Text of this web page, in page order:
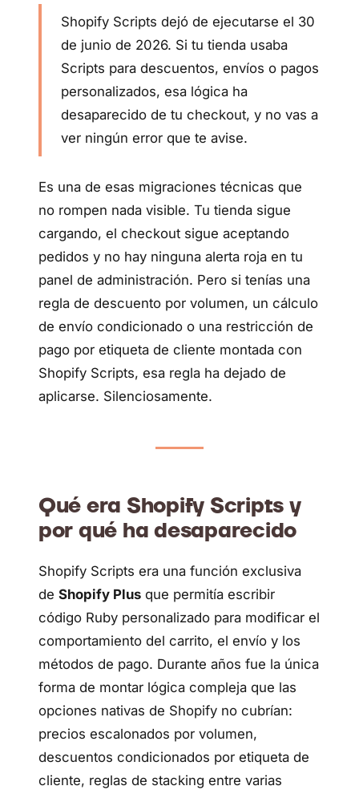
Shopify Scripts dejó de ejecutarse el 30
de junio de 2026. Si tu tienda usaba
Scripts para descuentos, envíos o pagos
personalizados, esa lógica ha
desaparecido de tu checkout, y no vas a
ver ningún error que te avise.
Es una de esas migraciones técnicas que
no rompen nada visible. Tu tienda sigue
cargando, el checkout sigue aceptando
pedidos y no hay ninguna alerta roja en tu
panel de administración. Pero si tenías una
regla de descuento por volumen, un cálculo
de envío condicionado o una restricción de
pago por etiqueta de cliente montada con
Shopify Scripts, esa regla ha dejado de
aplicarse. Silenciosamente.
Qué era Shopify Scripts y
por qué ha desaparecido
Shopify Scripts era una función exclusiva
de Shopify Plus que permitía escribir
código Ruby personalizado para modificar el
comportamiento del carrito, el envío y los
métodos de pago. Durante años fue la única
forma de montar lógica compleja que las
opciones nativas de Shopify no cubrían:
precios escalonados por volumen,
descuentos condicionados por etiqueta de
cliente, reglas de stacking entre varias